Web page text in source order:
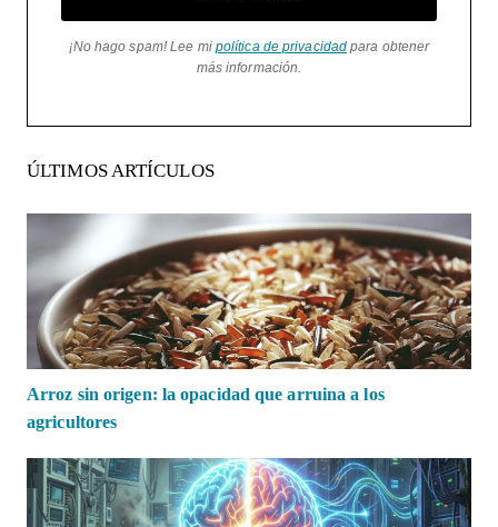
¡No hago spam! Lee mi política de privacidad para obtener
más información.
ÚLTIMOS ARTÍCULOS
Arroz sin origen: la opacidad que arruina a los
agricultores